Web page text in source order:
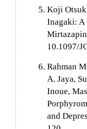
Koji
Inagaki: A
10.1097/
Rahman
A. Jaya,
Inoue,
and